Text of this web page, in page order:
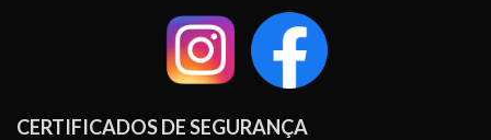
CERTIFICADOS DE SEGURANÇA